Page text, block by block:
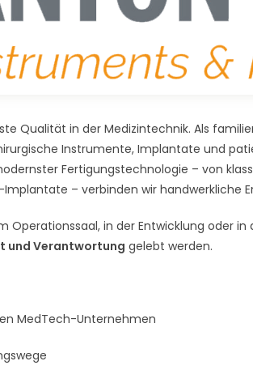
Qualität in der Medizintechnik. Als
Instrumente, Implantate und
Fertigungstechnologie – von
– verbinden wir handwerkliche
in der Entwicklung oder in
und Verantwortung gelebt werden.
MedTech-Unternehmen